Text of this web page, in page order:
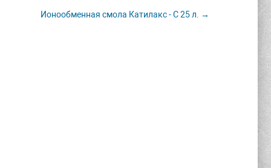
Ионообменная смола Катилакс - C 25 л. →